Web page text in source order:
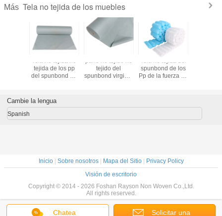
Más Tela no tejida de los muebles
tejida de los pp
del spunbond de
entrega de la
buena para el
colchón/del sofá
tejido del
spunbond virginal
spunbond de los
Pp de la fuerza de
en diverso peso
Chatea Solicitar una
Cambie la lengua
Spanish
Inicio| Sobre nosotros| Mapa del Sitio| Privacy Policy
Visión de escritorio
Copyright © 2014 - 2026 Foshan Rayson Non Woven Co.,Ltd.
All rights reserved.